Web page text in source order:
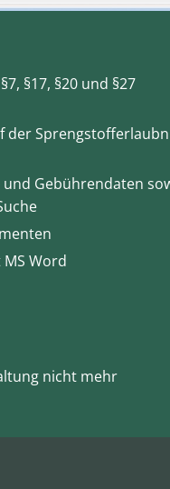
§17, §20 und §27
der
Gebührendaten
Word
nicht mehr